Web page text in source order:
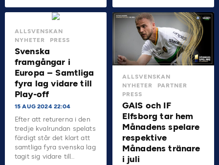
ALLSVENSKAN
NYHETER
PRESS
Svenska
framgångar i
Europa – Samtliga
fyra lag vidare till
Play-off
15 AUG 2024 22:04
Efter att returerna i den
tredje kvalrundan spelats
färdigt står det klart att
samtliga fyra svenska lag
tagit sig vidare till…
ALLSVENSKAN
NYHETER
PARTNER
PRESS
GAIS och IF
Elfsborg tar hem
Månadens spelare
respektive
Månadens tränare
i juli